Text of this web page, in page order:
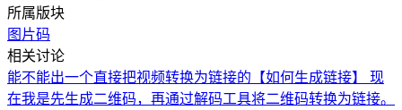
所属版块
图片码
相关讨论
能不能出一个直接把视频转换为链接的 【如何生成链接】 现
在我是先生成二维码，再通过解码工具将二维码转换为链接。